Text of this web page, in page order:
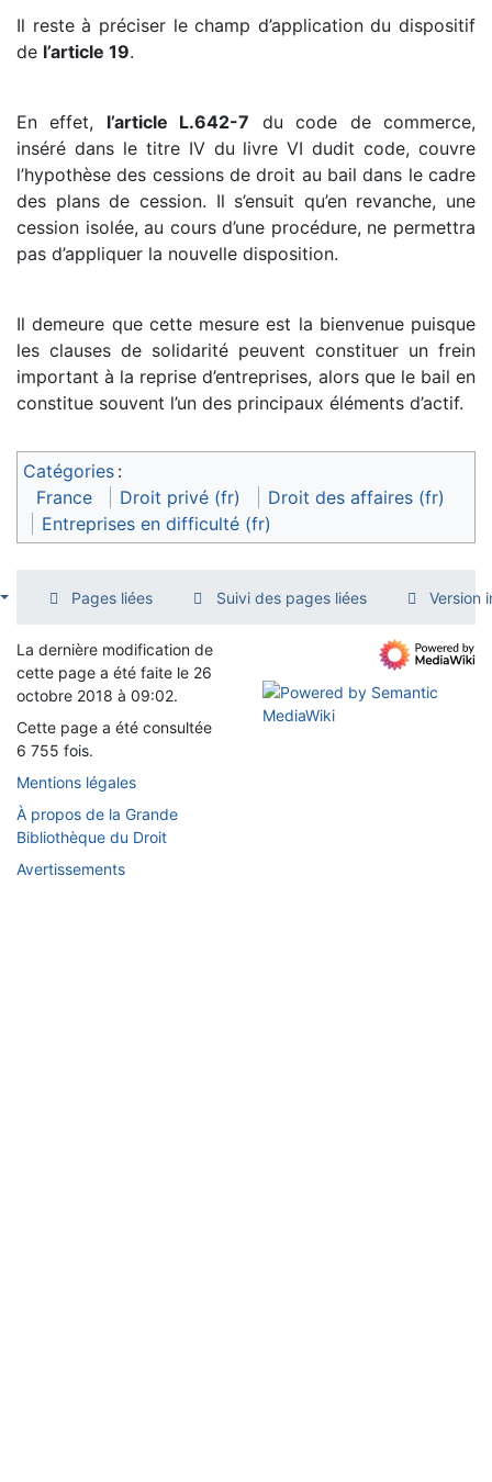
Il reste à préciser le champ d’application du dispositif
de l’article 19.
En effet, l’article L.642-7 du code de commerce,
inséré dans le titre IV du livre VI dudit code, couvre
l’hypothèse des cessions de droit au bail dans le cadre
des plans de cession. Il s’ensuit qu’en revanche, une
cession isolée, au cours d’une procédure, ne permettra
pas d’appliquer la nouvelle disposition.
Il demeure que cette mesure est la bienvenue puisque
les clauses de solidarité peuvent constituer un frein
important à la reprise d’entreprises, alors que le bail en
constitue souvent l’un des principaux éléments d’actif.
Catégories :
France
Droit privé (fr)
Droit des affaires (fr)
Entreprises en difficulté (fr)
Pages liées Suivi des pages liées Version
La dernière modification de
cette page a été faite le 26
octobre 2018 à 09:02.
Cette page a été consultée
6 755 fois.
Mentions légales
À propos de la Grande
Bibliothèque du Droit
Avertissements